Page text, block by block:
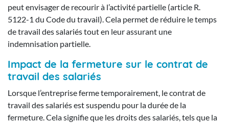
peut envisager de recourir à l’activité partielle (article R.
5122-1 du Code du travail). Cela permet de réduire le temps
de travail des salariés tout en leur assurant une
indemnisation partielle.
Impact de la fermeture sur le contrat de
travail des salariés
Lorsque l’entreprise ferme temporairement, le contrat de
travail des salariés est suspendu pour la durée de la
fermeture. Cela signifie que les droits des salariés, tels que la